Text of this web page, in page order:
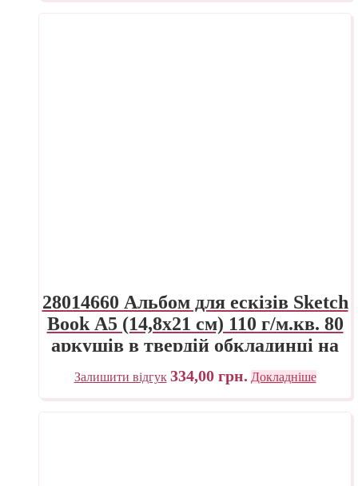
28014660 Альбом для ескізів Sketch
Book А5 (14,8х21 см) 110 г/м.кв. 80
аркушів в твердій обкладинці на
спіралі Fabriano Італія
Залишити відгук 334,00 грн. Докладніше